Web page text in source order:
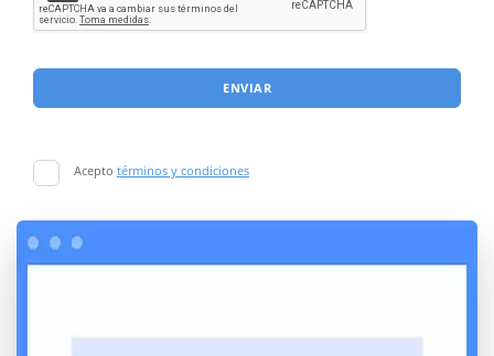
ENVIAR
Acepto términos y condiciones